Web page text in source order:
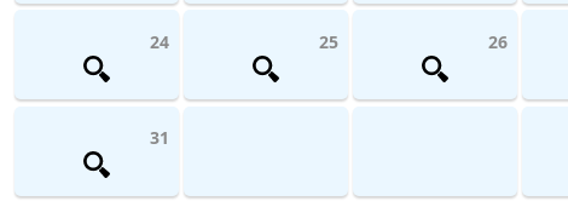
24 25 26
31